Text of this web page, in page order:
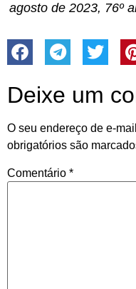
agosto de 2023, 76º
Deixe um
O seu endereço de e-
obrigatórios são
Comentário *